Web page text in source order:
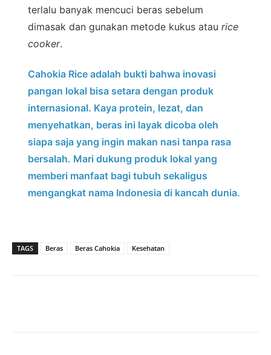
terlalu banyak mencuci beras sebelum
dimasak dan gunakan metode kukus atau rice
cooker.
Cahokia Rice adalah bukti bahwa inovasi
pangan lokal bisa setara dengan produk
internasional. Kaya protein, lezat, dan
menyehatkan, beras ini layak dicoba oleh
siapa saja yang ingin makan nasi tanpa rasa
bersalah. Mari dukung produk lokal yang
memberi manfaat bagi tubuh sekaligus
mengangkat nama Indonesia di kancah dunia.
TAGS Beras Beras Cahokia Kesehatan